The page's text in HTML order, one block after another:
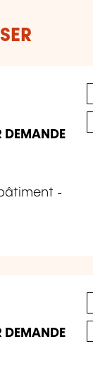
DEMANDE
-
DEMANDE